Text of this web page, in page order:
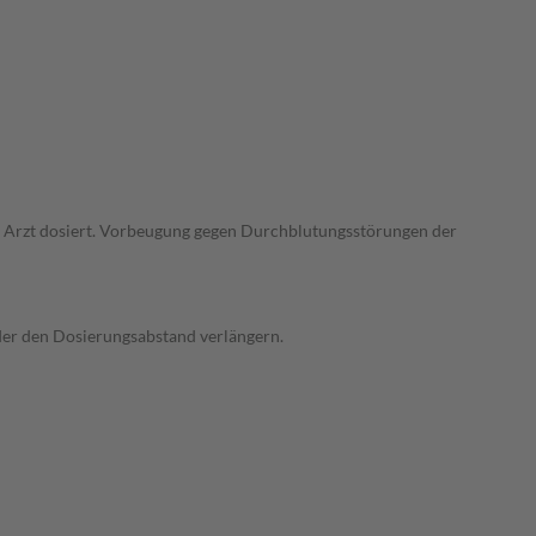
dosiert. Vorbeugung gegen Durchblutungsstörungen der
den Dosierungsabstand verlängern.